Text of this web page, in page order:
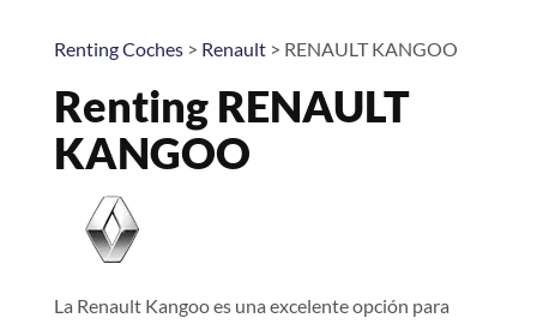
Renting Coches > Renault > RENAULT KANGOO
Renting RENAULT
KANGOO
La Renault Kangoo es una excelente opción para